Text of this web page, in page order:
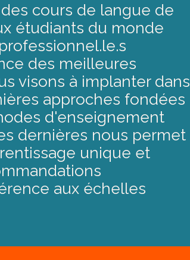
cours de langue de
étudiants du monde
des meilleures
visons à implanter dans
approches fondées
d'enseignement
dernières nous permet
unique et
aux échelles